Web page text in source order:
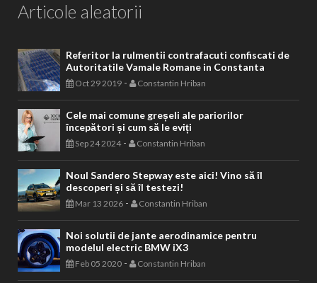
Articole aleatorii
Referitor la rulmentii contrafacuti confiscati de
Autoritatile Vamale Romane in Constanta
Oct 29 2019 - Constantin Hriban
Cele mai comune greșeli ale pariorilor
începători și cum să le eviți
Sep 24 2024- Constantin Hriban
Noul Sandero Stepway este aici! Vino să îl
descoperi și să îl testezi!
Mar 13 2026 - Constantin Hriban
Noi solutii de jante aerodinamice pentru
modelul electric BMW iX3
Feb 05 2020 - Constantin Hriban